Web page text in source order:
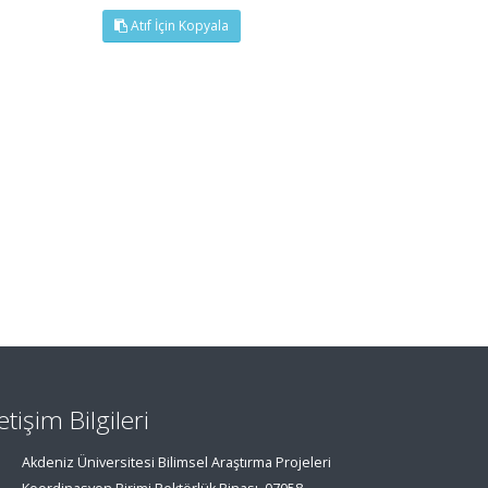
Atıf İçin Kopyala
Bilgileri
Akdeniz Üniversitesi Bilimsel Araştırma Projeleri